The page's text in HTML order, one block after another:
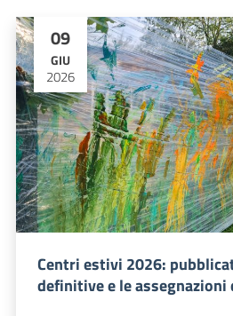
09
GIU
2026
Centri estivi 2026:
definitive e le assegnazioni